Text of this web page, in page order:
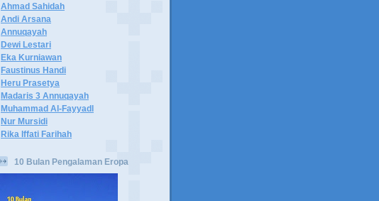
Ahmad Sahidah
Andi Arsana
Annuqayah
Dewi Lestari
Eka Kurniawan
Faustinus Handi
Heru Prasetya
Madaris 3 Annuqayah
Muhammad Al-Fayyadl
Nur Mursidi
Rika Iffati Farihah
10 Bulan Pengalaman Eropa